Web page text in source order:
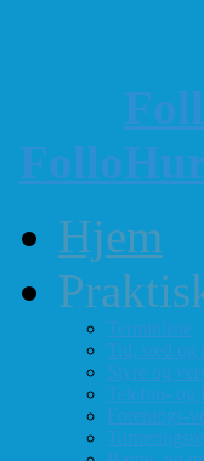
Hjem
Terminliste
Tid, sted og
Styre og
Telefon- og
Forenings-